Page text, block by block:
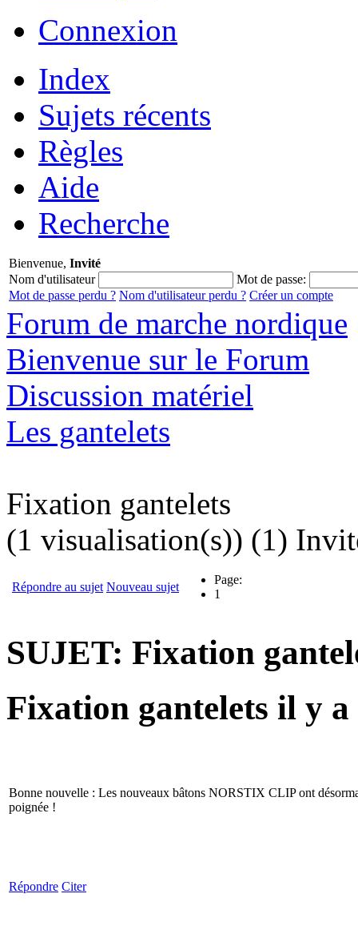
Connexion
Index
Sujets récents
Règles
Aide
Recherche
Bienvenue, Invité
Nom d'utilisateur
Mot de passe:
Mot de passe perdu ? Nom d'utilisateur perdu ? Créer un compte
Forum de marche nordique
Bienvenue sur le Forum
Discussion matériel
Les gantelets
Fixation gantelets
(1 visualisation(s)) (1)
Répondre au sujet Nouveau sujet
Page:
1
SUJET: Fixation
Fixation gantelets il y a
Bonne nouvelle : Les nouveaux bâtons NORSTIX CLIP ont
poignée !
Répondre Citer